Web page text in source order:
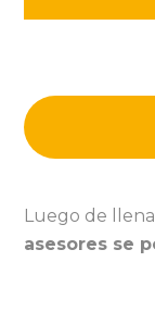
Luego de
asesores se